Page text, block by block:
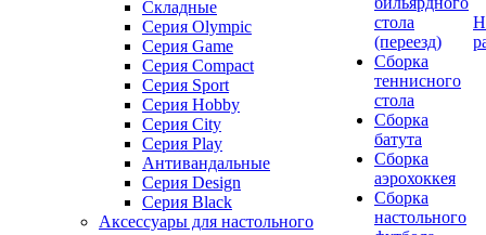
Складные
Серия Olympic
Серия Game
Серия Compact
Серия Sport
Серия Hobby
Серия City
Серия Play
Антивандальные
Серия Design
Серия Black
Аксессуары для настольного
стола
(переезд)
Сборка
теннисного
стола
Сборка
батута
Сборка
аэрохоккея
Сборка
настольного